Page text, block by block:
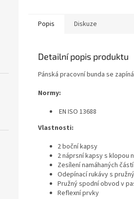
Popis Diskuze
Detailní popis produktu
Pánská pracovní bunda se
Normy:
EN ISO 13688
Vlastnosti:
2 boční kapsy
2 náprsní kapsy s klopou
Zesílení namáhaných
Odepínací rukávy s
Pružný spodní obvod v
Reflexní prvky